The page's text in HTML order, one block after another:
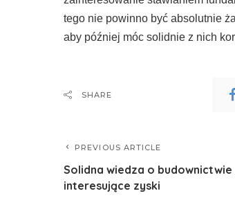
tego nie powinno być absolutnie
aby później móc solidnie z nich
SHARE
PREVIOUS ARTICLE
Solidna wiedza o
interesujące zyski